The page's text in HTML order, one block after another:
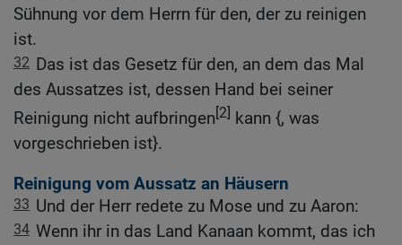
Sühnung vor dem Herrn für den, der zu reinigen
ist.
32 Das ist das Gesetz für den, an dem das Mal
des Aussatzes ist, dessen Hand bei seiner
Reinigung nicht aufbringen[2] kann {, was
vorgeschrieben ist}.
Reinigung vom Aussatz an Häusern
33 Und der Herr redete zu Mose und zu Aaron:
34 Wenn ihr in das Land Kanaan kommt, das ich